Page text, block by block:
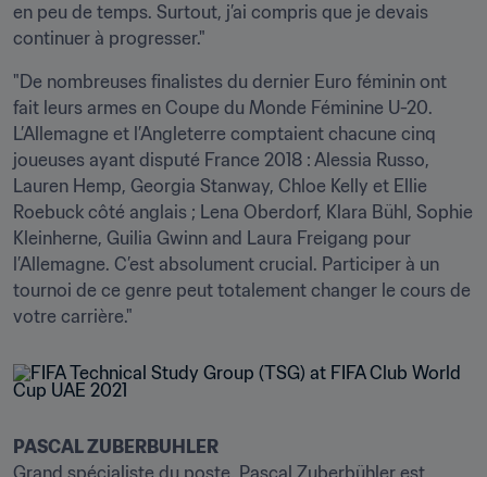
en peu de temps. Surtout, j’ai compris que je devais
continuer à progresser."
"De nombreuses finalistes du dernier Euro féminin ont
fait leurs armes en Coupe du Monde Féminine U-20.
L’Allemagne et l’Angleterre comptaient chacune cinq
joueuses ayant disputé France 2018 : Alessia Russo,
Lauren Hemp, Georgia Stanway, Chloe Kelly et Ellie
Roebuck côté anglais ; Lena Oberdorf, Klara Bühl, Sophie
Kleinherne, Guilia Gwinn and Laura Freigang pour
l’Allemagne. C’est absolument crucial. Participer à un
tournoi de ce genre peut totalement changer le cours de
votre carrière."
PASCAL ZUBERBUHLER
Grand spécialiste du poste, Pascal Zuberbühler est